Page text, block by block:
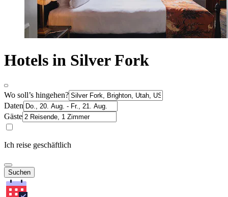
Hotels in Silver Fork
Wo soll’s hingehen?
Daten
Gäste
Ich reise geschäftlich
Suchen